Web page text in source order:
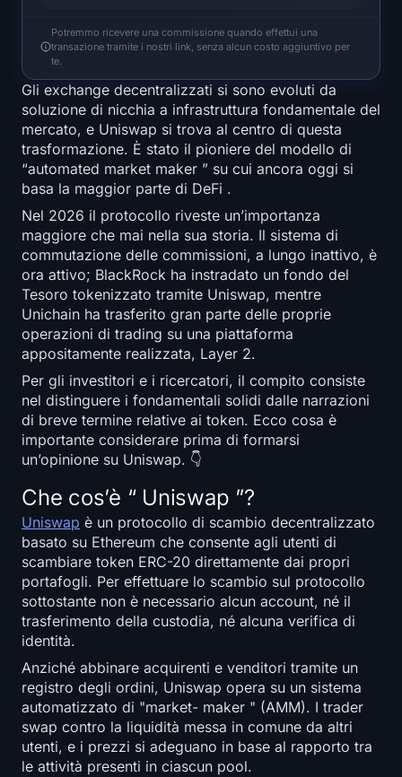
Altcoin Season Indice
Indice di Paura e Avidità
RSI Mappa termica
Funding Rates
Open Interest
Valore Totale Bloccato
Rainbow Chart
Halving Conto alla rovescia
ETH Gas Tracker
Tracker di Portafoglio Crypto
Calcolatore di cripto Staking
Chi siamo
Iscriviti Accedi
Lingua
Potremmo ricevere una commissione quando effettui una
transazione tramite i nostri link, senza alcun costo aggiuntivo per
te.
Gli exchange decentralizzati si sono evoluti da
soluzione di nicchia a infrastruttura fondamentale del
mercato, e Uniswap si trova al centro di questa
trasformazione. È stato il pioniere del modello di
“automated market maker ” su cui ancora oggi si
basa la maggior parte di DeFi .
Nel 2026 il protocollo riveste un’importanza
maggiore che mai nella sua storia. Il sistema di
commutazione delle commissioni, a lungo inattivo, è
ora attivo; BlackRock ha instradato un fondo del
Tesoro tokenizzato tramite Uniswap, mentre
Unichain ha trasferito gran parte delle proprie
operazioni di trading su una piattaforma
appositamente realizzata, Layer 2.
Per gli investitori e i ricercatori, il compito consiste
nel distinguere i fondamentali solidi dalle narrazioni
di breve termine relative ai token. Ecco cosa è
importante considerare prima di formarsi
un’opinione su Uniswap. 👇
Che cos’è “ Uniswap ”?
Uniswap è un protocollo di scambio decentralizzato
basato su Ethereum che consente agli utenti di
scambiare token ERC-20 direttamente dai propri
portafogli. Per effettuare lo scambio sul protocollo
sottostante non è necessario alcun account, né il
trasferimento della custodia, né alcuna verifica di
identità.
Anziché abbinare acquirenti e venditori tramite un
registro degli ordini, Uniswap opera su un sistema
automatizzato di "market- maker " (AMM). I trader
swap contro la liquidità messa in comune da altri
utenti, e i prezzi si adeguano in base al rapporto tra
le attività presenti in ciascun pool.